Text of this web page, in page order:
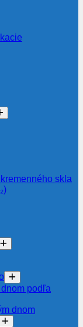
skla
podľa
dnom